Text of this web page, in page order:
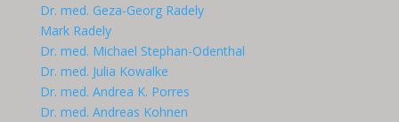
Dr. med. Geza-Georg Radely
Mark Radely
Dr. med. Michael Stephan-Odenthal
Dr. med. Julia Kowalke
Dr. med. Andrea K. Porres
Dr. med. Andreas Kohnen